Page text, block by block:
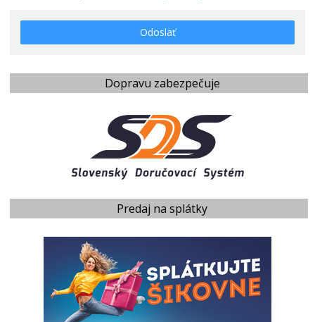
Odoslať
Dopravu zabezpečuje
Predaj na splátky